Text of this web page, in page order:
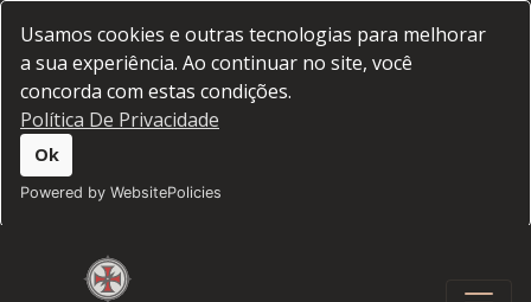
Usamos cookies e outras tecnologias para melhorar
a sua experiência. Ao continuar no site, você
concorda com estas condições.
Política De Privacidade
Ok
Powered by WebsitePolicies